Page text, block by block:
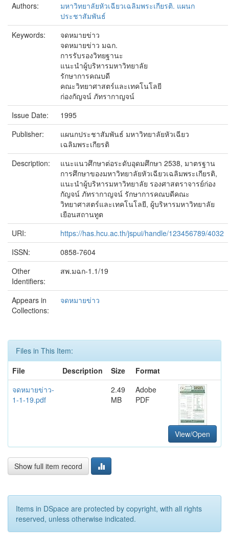
Authors:
มหาวิทยาลัยหัวเฉียวเฉลิมพระเกียรติ. แผนก
ประชาสัมพันธ์
Keywords:
จดหมายข่าว
จดหมายข่าว มฉก.
การรับรองวิทยฐานะ
แนะนำผู้บริหารมหาวิทยาลัย
รักษาการคณบดี
คณะวิทยาศาสตร์และเทคโนโลยี
ก่องกัญจน์ ภัทรากาญจน์
Issue Date:
1995
Publisher:
แผนกประชาสัมพันธ์ มหาวิทยาลัยหัวเฉียว
เฉลิมพระเกียรติ
Description:
แนะแนวศึกษาต่อระดับอุดมศึกษา 2538, มาตรฐาน
การศึกษาของมหาวิทยาลัยหัวเฉียวเฉลิมพระเกียรติ,
แนะนำผู้บริหารมหาวิทยาลัย รองศาสตราจารย์ก่อง
กัญจน์ ภัทรากาญจน์ รักษาการคณบดีคณะ
วิทยาศาสตร์และเทคโนโลยี, ผู้บริหารมหาวิทยาลัย
เยือนสถานทูต
URI:
https://has.hcu.ac.th/jspui/handle/123456789/4032
ISSN:
0858-7604
Other
Identifiers:
สพ.มฉก-1.1/19
Appears in
Collections:
จดหมายข่าว
Files in This Item:
File
Description Size
Format
จดหมายข่าว-
1-1-19.pdf
2.49
MB
Adobe
PDF
View/Open
Show full item record
Items in DSpace are protected by copyright, with all rights
reserved, unless otherwise indicated.